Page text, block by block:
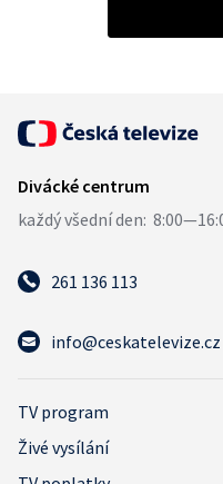
261 136 113
info@ceskatelevize.cz
TV program
Živé vysílání